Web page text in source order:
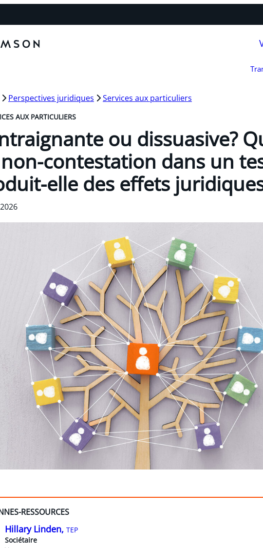
Perspectives juridiques Services aux particuliers
AUX PARTICULIERS
ou dissuasive?
contestation dans un
elle des effets
RESSOURCES
Hillary Linden, TEP
Sociétaire